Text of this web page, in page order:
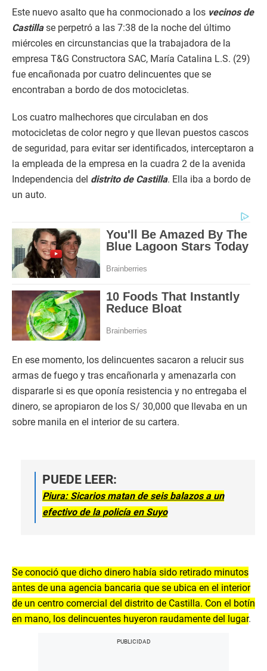
Este nuevo asalto que ha conmocionado a los vecinos de
Castillase perpetró a las 7:38 de la noche del último
miércoles en circunstancias que la trabajadora de la
empresa T&G Constructora SAC, María Catalina L.S. (29)
fue encañonada por cuatro delincuentes que se
encontraban a bordo de dos motocicletas.
Los cuatro malhechores que circulaban en dos
motocicletas de color negro y que llevan puestos cascos
de seguridad, para evitar ser identificados, interceptaron a
la empleada de la empresa en la cuadra 2 de la avenida
Independencia del distrito de Castilla. Ella iba a bordo de
un auto.
En ese momento, los delincuentes sacaron a relucir sus
armas de fuego y tras encañonarla y amenazarla con
dispararle si es que oponía resistencia y no entregaba el
dinero, se apropiaron de los S/ 30,000 que llevaba en un
sobre manila en el interior de su cartera.
PUEDE LEER:
Piura: Sicarios matan de seis balazos a un
efectivo de la policía en Suyo
Se conoció que dicho dinero había sido retirado minutos
antes de una agencia bancaria que se ubica en el interior
de un centro comercial del distrito de Castilla. Con el botín
en mano, los delincuentes huyeron raudamente del lugar.